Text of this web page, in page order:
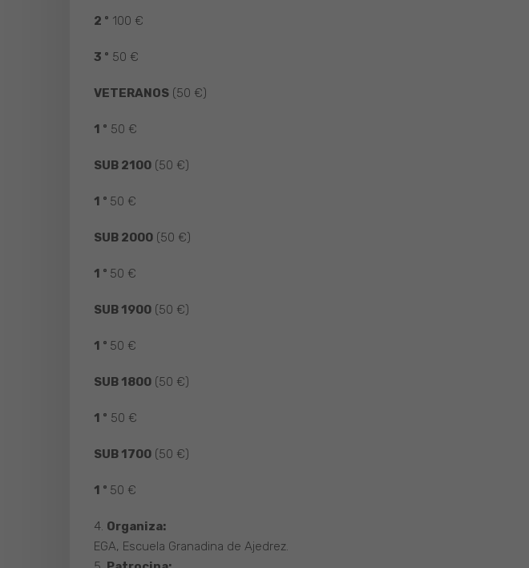
2 º 100 €
3 º 50 €
VETERANOS (50 €)
1 º 50 €
SUB 2100 (50 €)
1 º 50 €
SUB 2000 (50 €)
1 º 50 €
SUB 1900 (50 €)
1 º 50 €
SUB 1800 (50 €)
1 º 50 €
SUB 1700 (50 €)
1 º 50 €
4. Organiza:
EGA, Escuela Granadina de Ajedrez.